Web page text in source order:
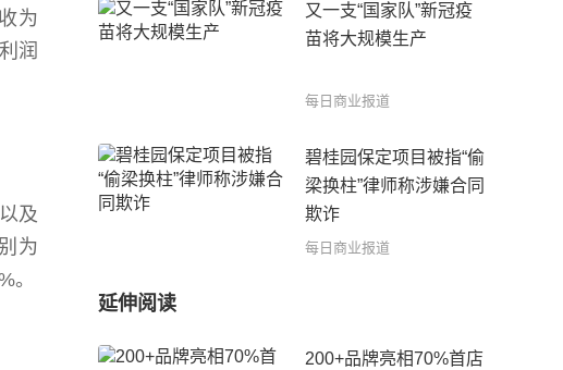
为
润
及
为
。
又一支“国家队”新冠疫
苗将大规模生产
每日商业报道
碧桂园保定项目被指“偷
梁换柱”律师称涉嫌合同
欺诈
每日商业报道
延伸阅读
200+品牌亮相70%首店